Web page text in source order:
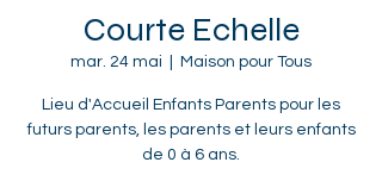
Courte Echelle
mar. 24 mai Maison pour Tous
Lieu d'Accueil Enfants Parents pour les
futurs parents, les parents et leurs enfants
de 0 à 6 ans.